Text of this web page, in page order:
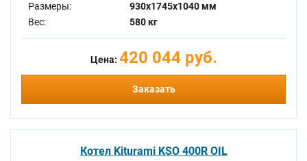
Размеры:
930x1745x1040 мм
Вес:
580 кг
Цена: 420 044 руб.
Заказать
Котел Kiturami KSO 400R OIL